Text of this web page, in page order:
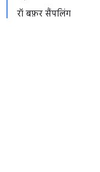
रॉ बफ़र सैंपलिंग